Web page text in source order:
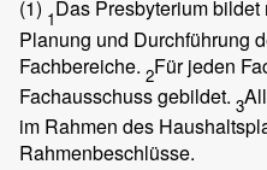
(1) 1Das Presbyterium bildet
Planung und Durchführung
Fachbereiche. 2Für jeden
Fachausschuss gebildet. 3
im Rahmen des
Rahmenbeschlüsse.